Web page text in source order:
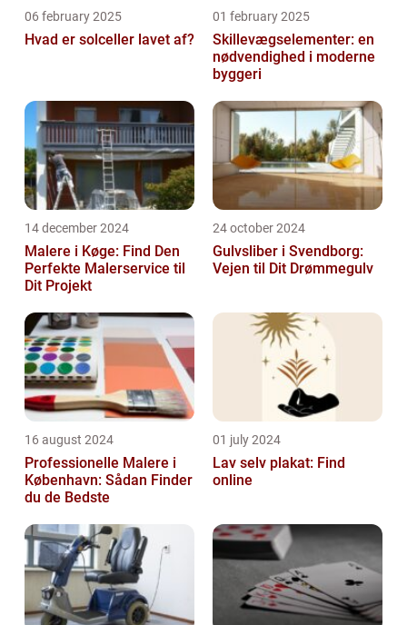
06 february 2025
Hvad er solceller lavet af?
01 february 2025
Skillevægselementer: en
nødvendighed i moderne
byggeri
14 december 2024
Malere i Køge: Find Den
Perfekte Malerservice til
Dit Projekt
24 october 2024
Gulvsliber i Svendborg:
Vejen til Dit Drømmegulv
16 august 2024
Professionelle Malere i
København: Sådan Finder
du de Bedste
01 july 2024
Lav selv plakat: Find
online